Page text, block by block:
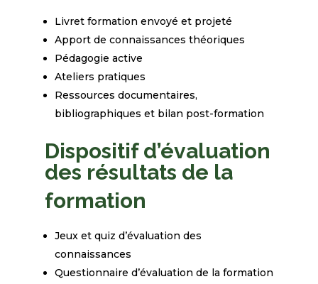
Livret formation envoyé et projeté
Apport de connaissances théoriques
Pédagogie active
Ateliers pratiques
Ressources documentaires,
bibliographiques et bilan post-formation
Dispositif d’évaluation
des résultats de la
formation
Jeux et quiz d’évaluation des
connaissances
Questionnaire d’évaluation de la formation